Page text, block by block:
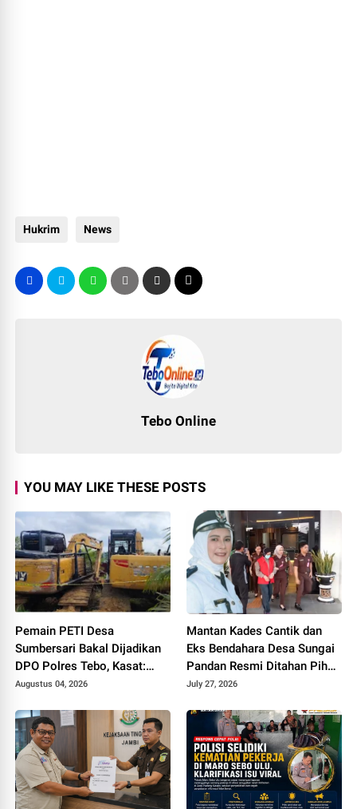
Hukrim News
Tebo Online
YOU MAY LIKE THESE POSTS
Pemain PETI Desa
Sumbersari Bakal Dijadikan
DPO Polres Tebo, Kasat:
Karena Tak Pernah Penuhi
Augustus 04, 2026
Mantan Kades Cantik dan
Eks Bendahara Desa Sungai
Pandan Resmi Ditahan Pihak
Kejari Tebo Terkait Dugaan
July 27, 2026